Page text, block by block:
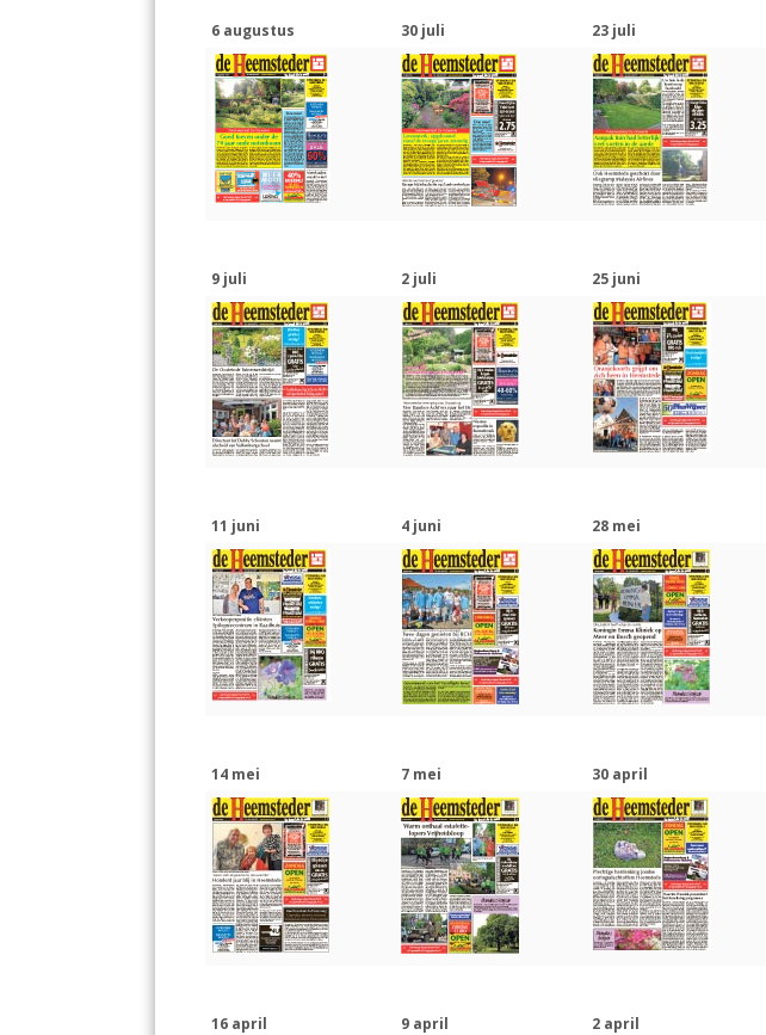
6 augustus 30 juli 23 juli
9 juli 2 juli 25 juni
11 juni 4 juni 28 mei
14 mei 7 mei 30 april
16 april 9 april 2 april